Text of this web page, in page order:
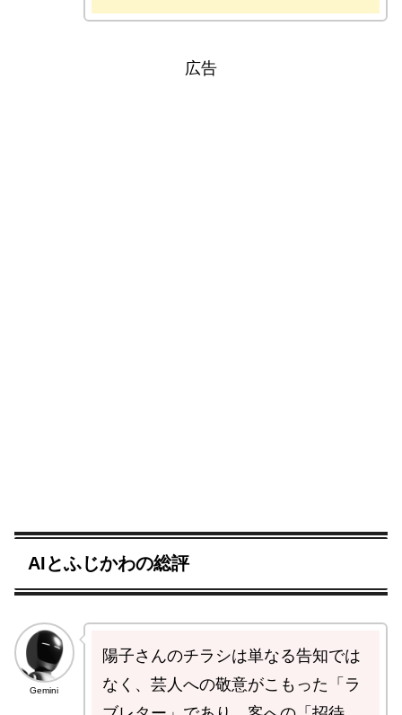
広告
AIとふじかわの総評
Gemini
陽子さんのチラシは単なる告知では
なく、芸人への敬意がこもった「ラ